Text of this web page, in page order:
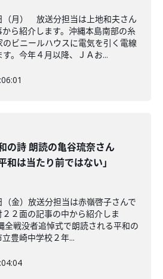
（月） 放送分担当は上地和夫さん
ら紹介します。沖縄本島南部の糸
ビニールハウスに電気を引く電線
。今年４月以降、ＪＡお...
の詩 朗読の亀谷琉奈さん
平和は当たり前ではない」
金）放送分担当は赤嶺啓子さんで
２面の記事の中から紹介しま
全戦没者追悼式で朗読される平和の
豊崎中学校２年...